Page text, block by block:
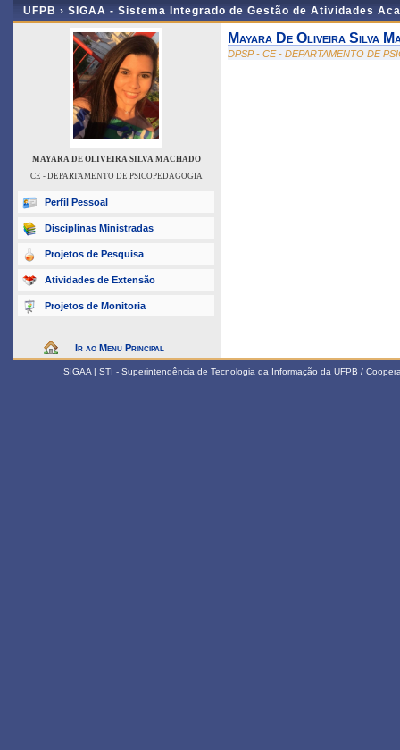
UFPB › SIGAA - Sistema Integrado de Gestão de Atividades
MAYARA DE OLIVEIRA SILVA MACHADO
CE - DEPARTAMENTO DE PSICOPEDAGOGIA
Perfil Pessoal
Disciplinas Ministradas
Projetos de Pesquisa
Atividades de Extensão
Projetos de Monitoria
Ir ao Menu Principal
Mayara De Oliveira Silva
DPSP - CE - DEPARTAMENTO DE
SIGAA | STI - Superintendência de Tecnologia da Informação da UFPB /